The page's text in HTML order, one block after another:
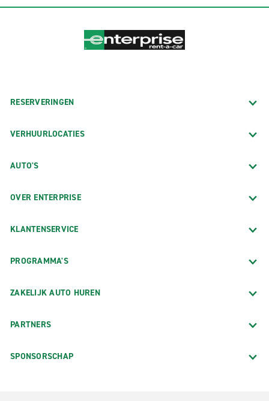
RESERVERINGEN
VERHUURLOCATIES
AUTO'S
OVER ENTERPRISE
KLANTENSERVICE
PROGRAMMA'S
ZAKELIJK AUTO HUREN
PARTNERS
SPONSORSCHAP